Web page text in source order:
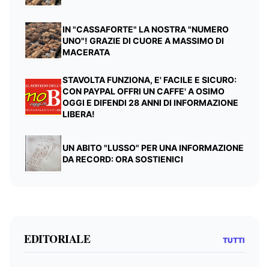
IN "CASSAFORTE" LA NOSTRA "NUMERO
UNO"! GRAZIE DI CUORE A MASSIMO DI
MACERATA
STAVOLTA FUNZIONA, E' FACILE E SICURO:
CON PAYPAL OFFRI UN CAFFE' A OSIMO
OGGI E DIFENDI 28 ANNI DI INFORMAZIONE
LIBERA!
UN ABITO "LUSSO" PER UNA INFORMAZIONE
DA RECORD: ORA SOSTIENICI
EDITORIALE TUTTI